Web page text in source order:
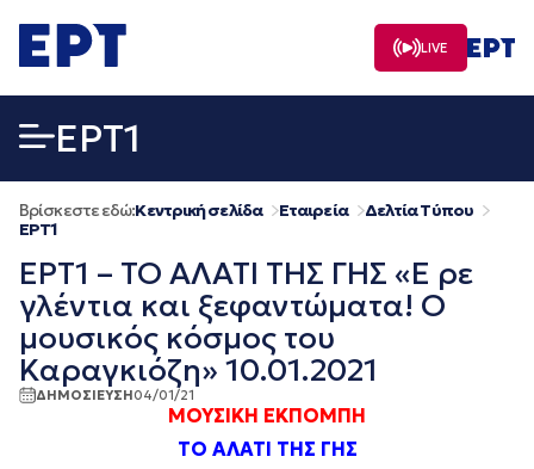
σε
περιεχόμενο
LIVE
EΡΤ1
Βρίσκεστε εδώ:Κεντρική σελίδα Εταιρεία
Δελτία Τύπου
EΡΤ1
ΕΡΤ1 – ΤΟ ΑΛΑΤΙ ΤΗΣ ΓΗΣ «Ε ρε
γλέντια και ξεφαντώματα! Ο
μουσικός κόσμος του
Καραγκιόζη» 10.01.2021
ΔΗΜΟΣΙΕΥΣΗ04/01/21
ΜΟΥΣΙΚΗ ΕΚΠΟΜΠΗ
ΤΟ ΑΛΑΤΙ ΤΗΣ ΓΗΣ